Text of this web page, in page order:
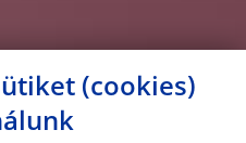
(cookies)